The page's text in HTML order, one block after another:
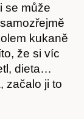
se může
kukaně
že si víc
dieta…
začalo ji to